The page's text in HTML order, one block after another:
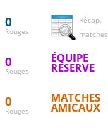
0
Rouges
Récap.
matches
0
Rouges
ÉQUIPE
RÉSERVE
0
Rouges
MATCHES
AMICAUX